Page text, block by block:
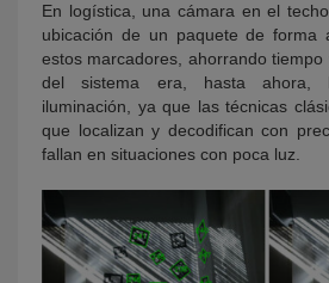
En logística, una cámara en el
ubicación de un paquete de forma
estos marcadores, ahorrando
del sistema era, hasta ahora,
iluminación, ya que las técnicas
que localizan y decodifican con
fallan en situaciones con poca luz.